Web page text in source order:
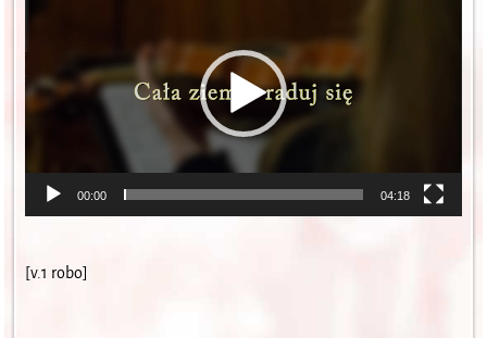
00:00 04:18
[v.1 robo]